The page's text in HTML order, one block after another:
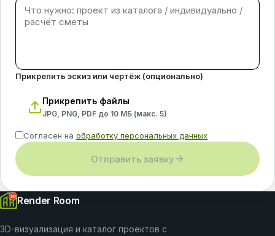
Прикрепить эскиз или чертёж (опционально)
Прикрепить файлы
JPG, PNG, PDF до 10 МБ (макс. 5)
Согласен на обработку персональных данных
Отправить заявку
Render Room
3D-визуализация и каталог проектов с